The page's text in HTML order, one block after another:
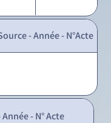
- Année - N°Acte
- N° Acte